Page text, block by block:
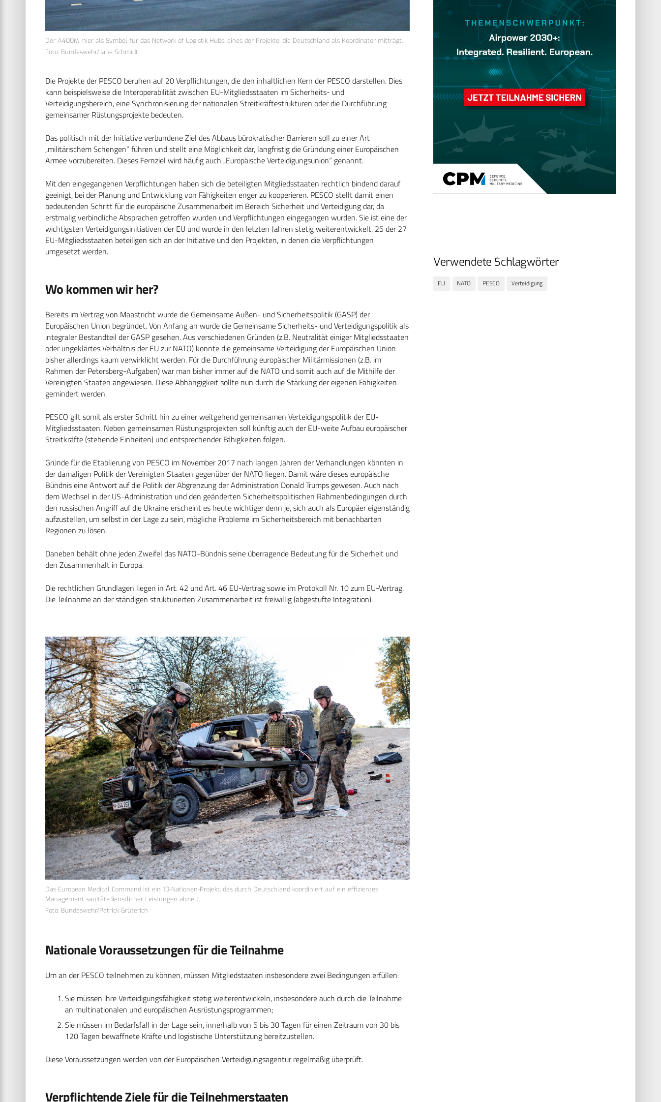
Der A400M, hier als Symbol für das Network of Logistik Hubs, eines der Projekte, die Deutschland als Koordinator mitträgt.
Foto: Bundeswehr/Jane Schmidt
Die Projekte der PESCO beruhen auf 20 Verpflichtungen, die den inhaltlichen Kern der PESCO darstellen. Dies
kann beispielsweise die Interoperabilität zwischen EU-Mitgliedsstaaten im Sicherheits- und
Verteidigungsbereich, eine Synchronisierung der nationalen Streitkräftestrukturen oder die Durchführung
gemeinsamer Rüstungsprojekte bedeuten.
Das politisch mit der Initiative verbundene Ziel des Abbaus bürokratischer Barrieren soll zu einer Art
„militärischem Schengen“ führen und stellt eine Möglichkeit dar, langfristig die Gründung einer Europäischen
Armee vorzubereiten. Dieses Fernziel wird häufig auch „Europäische Verteidigungsunion“ genannt.
Mit den eingegangenen Verpflichtungen haben sich die beteiligten Mitgliedsstaaten rechtlich bindend darauf
geeinigt, bei der Planung und Entwicklung von Fähigkeiten enger zu kooperieren. PESCO stellt damit einen
bedeutenden Schritt für die europäische Zusammenarbeit im Bereich Sicherheit und Verteidigung dar, da
erstmalig verbindliche Absprachen getroffen wurden und Verpflichtungen eingegangen wurden. Sie ist eine der
wichtigsten Verteidigungsinitiativen der EU und wurde in den letzten Jahren stetig weiterentwickelt. 25 der 27
EU-Mitgliedsstaaten beteiligen sich an der Initiative und den Projekten, in denen die Verpflichtungen
umgesetzt werden.
Wo kommen wir her?
Bereits im Vertrag von Maastricht wurde die Gemeinsame Außen- und Sicherheitspolitik (GASP) der
Europäischen Union begründet. Von Anfang an wurde die Gemeinsame Sicherheits- und Verteidigungspolitik als
integraler Bestandteil der GASP gesehen. Aus verschiedenen Gründen (z.B. Neutralität einiger Mitgliedsstaaten
oder ungeklärtes Verhältnis der EU zur NATO) konnte die gemeinsame Verteidigung der Europäischen Union
bisher allerdings kaum verwirklicht werden. Für die Durchführung europäischer Militärmissionen (z.B. im
Rahmen der Petersberg-Aufgaben) war man bisher immer auf die NATO und somit auch auf die Mithilfe der
Vereinigten Staaten angewiesen. Diese Abhängigkeit sollte nun durch die Stärkung der eigenen Fähigkeiten
gemindert werden.
PESCO gilt somit als erster Schritt hin zu einer weitgehend gemeinsamen Verteidigungspolitik der EU-
Mitgliedsstaaten. Neben gemeinsamen Rüstungsprojekten soll künftig auch der EU-weite Aufbau europäischer
Streitkräfte (stehende Einheiten) und entsprechender Fähigkeiten folgen.
Gründe für die Etablierung von PESCO im November 2017 nach langen Jahren der Verhandlungen könnten in
der damaligen Politik der Vereinigten Staaten gegenüber der NATO liegen. Damit wäre dieses europäische
Bündnis eine Antwort auf die Politik der Abgrenzung der Administration Donald Trumps gewesen. Auch nach
dem Wechsel in der US-Administration und den geänderten Sicherheitspolitischen Rahmenbedingungen durch
den russischen Angriff auf die Ukraine erscheint es heute wichtiger denn je, sich auch als Europäer eigenständig
aufzustellen, um selbst in der Lage zu sein, mögliche Probleme im Sicherheitsbereich mit benachbarten
Regionen zu lösen.
Daneben behält ohne jeden Zweifel das NATO-Bündnis seine überragende Bedeutung für die Sicherheit und
den Zusammenhalt in Europa.
Die rechtlichen Grundlagen liegen in Art. 42 und Art. 46 EU-Vertrag sowie im Protokoll Nr. 10 zum EU-Vertrag.
Die Teilnahme an der ständigen strukturierten Zusammenarbeit ist freiwillig (abgestufte Integration).
Das European Medical Command ist ein 10-Nationen-Projekt, das durch Deutschland koordiniert auf ein effizientes
Management sanitätsdienstlicher Leistungen abzielt.
Foto: Bundeswehr/Patrick Grüterich
Nationale Voraussetzungen für die Teilnahme
Um an der PESCO teilnehmen zu können, müssen Mitgliedstaaten insbesondere zwei Bedingungen erfüllen:
Sie müssen ihre Verteidigungsfähigkeit stetig weiterentwickeln, insbesondere auch durch die Teilnahme
an multinationalen und europäischen Ausrüstungsprogrammen;
Sie müssen im Bedarfsfall in der Lage sein, innerhalb von 5 bis 30 Tagen für einen Zeitraum von 30 bis
120 Tagen bewaffnete Kräfte und logistische Unterstützung bereitzustellen.
Diese Voraussetzungen werden von der Europäischen Verteidigungsagentur regelmäßig überprüft.
Verpflichtende Ziele für die Teilnehmerstaaten
Verwendete Schlagwörter
EU NATO PESCO Verteidigung